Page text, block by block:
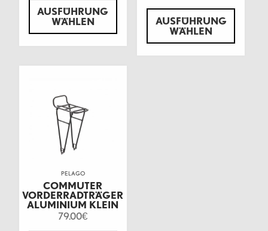
AUSFÜHRUNG
WÄHLEN
AUSFÜHRUNG
WÄHLEN
PELAGO
COMMUTER
VORDERRADTRÄGER
ALUMINIUM KLEIN
79.00€